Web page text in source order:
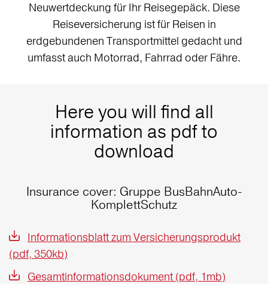
Neuwertdeckung für Ihr Reisegepäck. Diese
Reiseversicherung ist für Reisen in
erdgebundenen Transportmittel gedacht und
umfasst auch Motorrad, Fahrrad oder Fähre.
Here you will find all
information as pdf to
download
Insurance cover: Gruppe BusBahnAuto-
KomplettSchutz
Informationsblatt zum Versicherungsprodukt
(pdf, 350kb)
Gesamtinformationsdokument (pdf, 1mb)